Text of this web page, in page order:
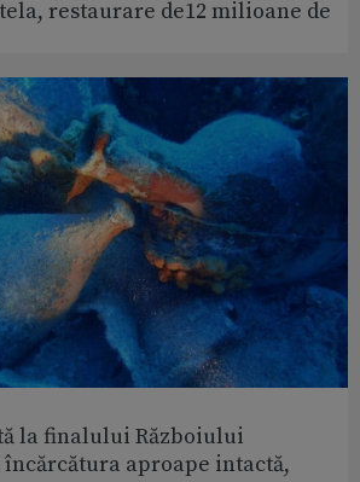
restaurare de12 milioane de
la finalului Războiului
încărcătura aproape intactă,